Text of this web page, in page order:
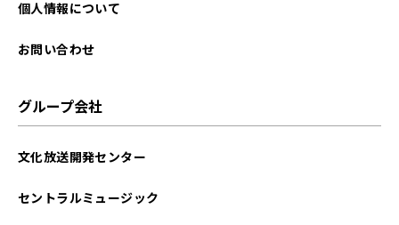
2025年07月
2025年04月
個人情報について
お問い合わせ
グループ会社
文化放送開発センター
セントラルミュージック